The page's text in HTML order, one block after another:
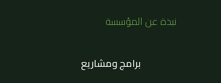
نبذة عن المؤسسة
برامج ومشاريع